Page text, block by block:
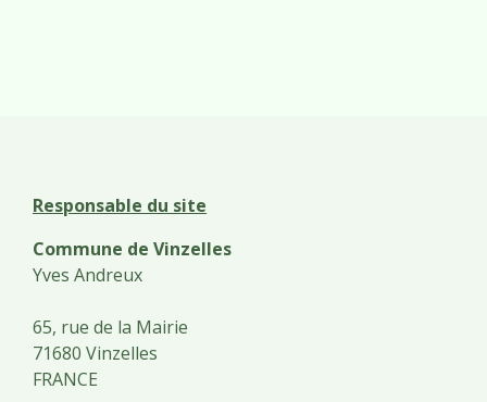
Responsable du site
Commune de Vinzelles
Yves Andreux
65, rue de la Mairie
71680 Vinzelles
FRANCE